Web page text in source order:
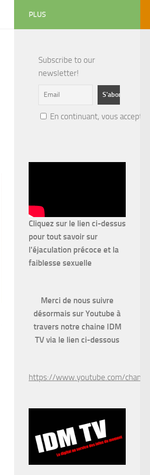
PLUS
Subscribe to our
newsletter!
En continuant, vous
Cliquez sur le lien ci-dessus
pour tout savoir sur
l'éjaculation précoce et la
faiblesse sexuelle
Merci de nous suivre
désormais sur Youtube à
travers notre chaine IDM
TV via le lien ci-dessous
https://www.youtube.com/